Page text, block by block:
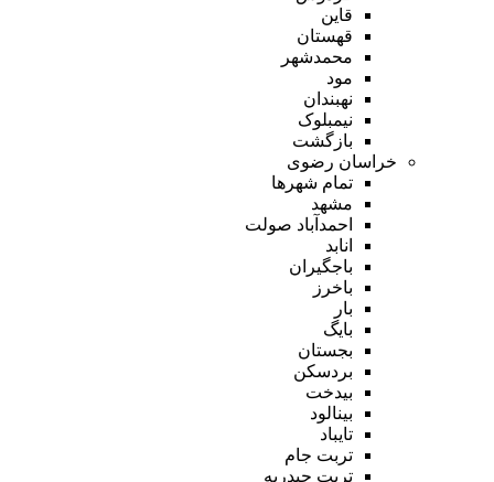
قاین
قهستان
محمدشهر
مود
نهبندان
نیمبلوک
بازگشت
خراسان رضوی
تمام شهر‌ها
مشهد
احمدآباد صولت
انابد
باجگیران
باخرز
بار
بایگ
بجستان
بردسکن
بیدخت
بینالود
تایباد
تربت جام
تربت حیدریه